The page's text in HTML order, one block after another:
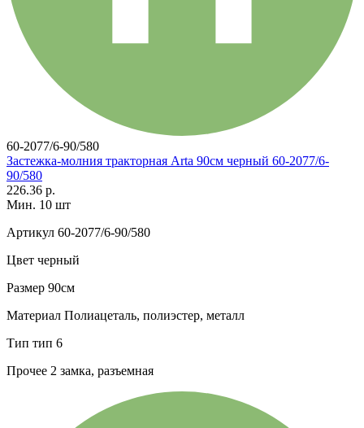
60-2077/6-90/580
Застежка-молния тракторная Arta 90см черный 60-2077/6-
90/580
226.36 р.
Мин. 10 шт
Артикул 60-2077/6-90/580
Цвет черный
Размер 90см
Материал Полиацеталь, полиэстер, металл
Тип тип 6
Прочее 2 замка, разъемная